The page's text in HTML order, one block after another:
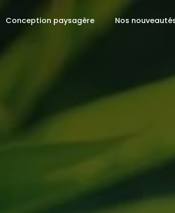
Conception paysagère Nos